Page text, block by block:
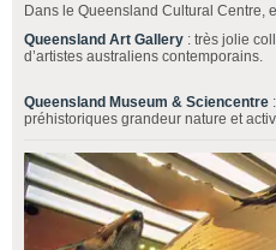
Dans le Queensland Cultural Centre,
Queensland Art Gallery : très jolie
d’artistes australiens contemporains.
Queensland Museum & Sciencentre
préhistoriques grandeur nature et